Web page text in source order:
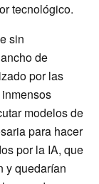
tecnológico.
sin
de
por las
modelos de
para hacer
por la IA, que
y quedarían